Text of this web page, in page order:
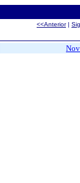
<<Anterior|